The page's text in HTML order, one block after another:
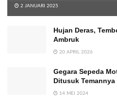
2 JANUARI 2025
Hujan Deras,
Ambruk
20 APRIL 2026
Gegara Sepeda
Ditusuk
14 MEI 2024